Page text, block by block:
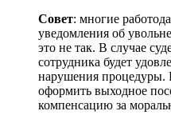
Совет: многие
уведомления об
это не так. В случае
сотрудника будет
нарушения процедуры.
оформить выходное
компенсацию за